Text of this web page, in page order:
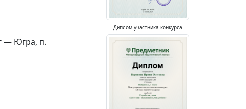
— Югра, п.
Диплом участника конкурса